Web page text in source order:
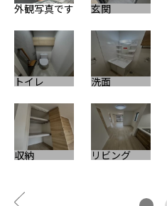
外観写真です 玄関
トイレ 洗面
収納 リビング